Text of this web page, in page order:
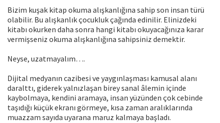
Bizim kuşak kitap okuma alışkanlığına sahip son insan türü
olabilir. Bu alışkanlık çocukluk çağında edinilir. Elinizdeki
kitabı okurken daha sonra hangi kitabı okuyacağınıza karar
vermişseniz okuma alışkanlığına sahipsiniz demektir.
Neyse, uzatmayalım….
Dijital medyanın cazibesi ve yaygınlaşması kamusal alanı
daralttı, giderek yalnızlaşan birey sanal âlemin içinde
kaybolmaya, kendini aramaya, insan yüzünden çok cebinde
taşıdığı küçük ekranı görmeye, kısa zaman aralıklarında
muazzam sayıda uyarana maruz kalmaya başladı.